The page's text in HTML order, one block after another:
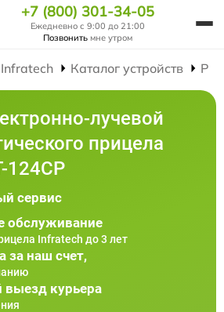
+7 (800) 301-34-05
Ежедневно с 9:00 до 21:00
Позвонить мне утром
Каталог устройств
лучевой
прицела
124CP
сервис
обслуживание
Infratech до 3 лет
за наш счет,
выезд курьера